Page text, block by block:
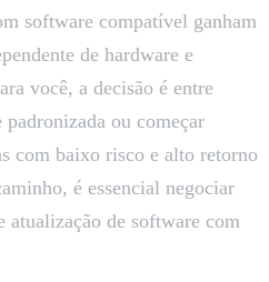
software compatível ganham
de hardware e
você, a decisão é entre
ou começar
com baixo risco e alto retorno
é essencial negociar
atualização de software com